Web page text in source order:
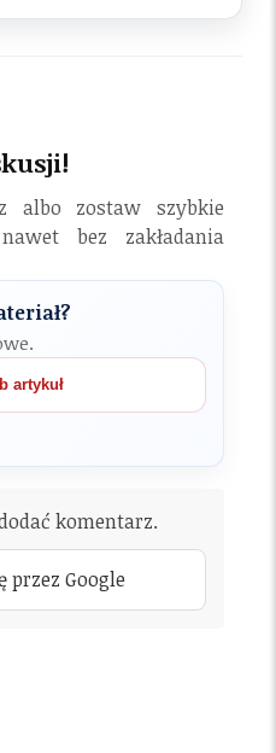
albo zostaw szybkie
bez zakładania
artykuł
komentarz.
przez Google